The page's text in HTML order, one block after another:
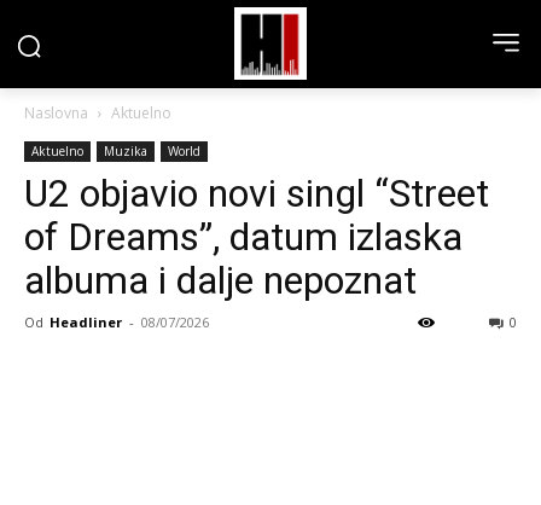
Naslovna Aktuelno
Aktuelno Muzika World
U2 objavio novi singl “Street
of Dreams”, datum izlaska
albuma i dalje nepoznat
Od Headliner - 08/07/2026 0